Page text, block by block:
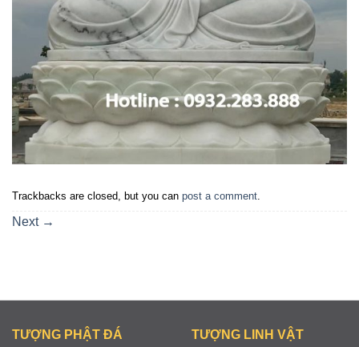
Trackbacks are closed, but you can post a comment.
Next →
TƯỢNG PHẬT ĐÁ TƯỢNG LINH VẬT